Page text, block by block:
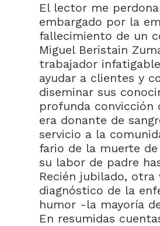
El lector me
embargado por la
fallecimiento de un
Miguel Beristain
trabajador
ayudar a clientes y
diseminar sus
profunda convicción
era donante de
servicio a la
fario de la muerte
su labor de padre
Recién jubilado,
diagnóstico de la
humor -la mayoría
En resumidas